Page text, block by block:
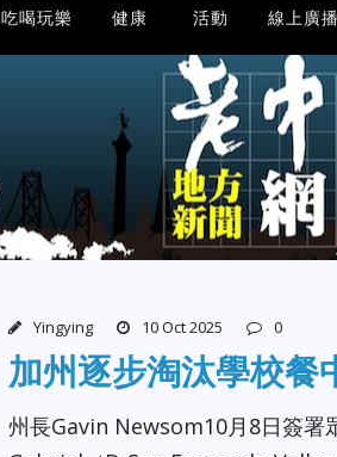
吃喝玩樂 健康 活動 線上廣播
Yingying 10 Oct 2025 0
加州逐步淘汰學校餐
州長Gavin Newsom10月8日簽署